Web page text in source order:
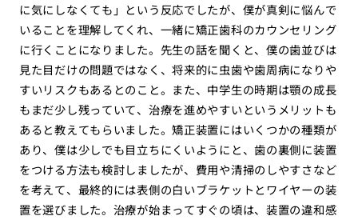
に気にしなくても」という反応でしたが、僕が真剣に悩んで
いることを理解してくれ、一緒に矯正歯科のカウンセリング
に行くことになりました。先生の話を聞くと、僕の歯並びは
見た目だけの問題ではなく、将来的に虫歯や歯周病になりや
すいリスクもあるとのこと。また、中学生の時期は顎の成長
もまだ少し残っていて、治療を進めやすいというメリットも
あると教えてもらいました。矯正装置にはいくつかの種類が
あり、僕は少しでも目立ちにくいようにと、歯の裏側に装置
をつける方法も検討しましたが、費用や清掃のしやすさなど
を考えて、最終的には表側の白いブラケットとワイヤーの装
置を選びました。治療が始まってすぐの頃は、装置の違和感